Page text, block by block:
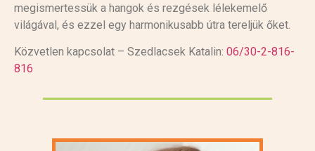
megismertessük a hangok és rezgések lélekemelő
világával, és ezzel egy harmonikusabb útra tereljük őket.
Közvetlen kapcsolat – Szedlacsek Katalin: 06/30-2-816-
816